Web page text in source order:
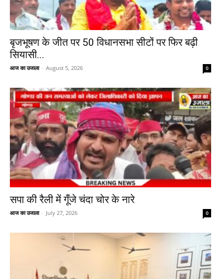
बृजभूषण के जीत पर 50 विधानसभा सीटों पर फिर बढ़ी
सियासी...
आज का उजाला - August 5, 2026 0
सपा की रैली में गूँजे चंदा चोर के नारे
आज का उजाला - July 27, 2026 0